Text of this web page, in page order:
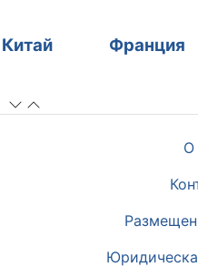
Китай Франция
О